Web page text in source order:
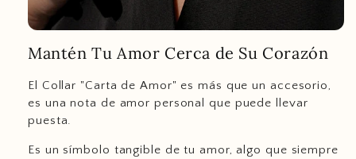
Mantén Tu Amor Cerca de Su Corazón
El Collar "Carta de Amor" es más que un accesorio,
es una nota de amor personal que puede llevar
puesta.
Es un símbolo tangible de tu amor, algo que siempre